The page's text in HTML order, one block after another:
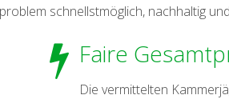
schnellstmöglich, nachhaltig
Faire
Die vermittelten